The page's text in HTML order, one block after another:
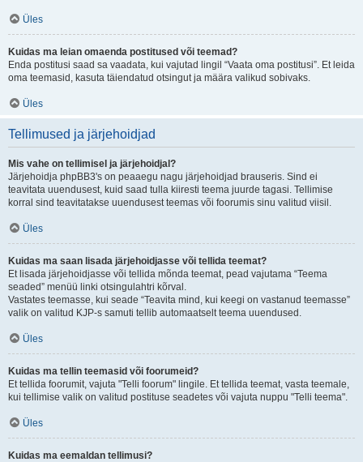
Üles
Kuidas ma leian omaenda postitused või teemad?
Enda postitusi saad sa vaadata, kui vajutad lingil “Vaata oma postitusi”. Et leida
oma teemasid, kasuta täiendatud otsingut ja määra valikud sobivaks.
Üles
Tellimused ja järjehoidjad
Mis vahe on tellimisel ja järjehoidjal?
Järjehoidja phpBB3's on peaaegu nagu järjehoidjad brauseris. Sind ei
teavitata uuendusest, kuid saad tulla kiiresti teema juurde tagasi. Tellimise
korral sind teavitatakse uuendusest teemas või foorumis sinu valitud viisil.
Üles
Kuidas ma saan lisada järjehoidjasse või tellida teemat?
Et lisada järjehoidjasse või tellida mõnda teemat, pead vajutama “Teema
seaded” menüü linki otsingulahtri kõrval.
Vastates teemasse, kui seade “Teavita mind, kui keegi on vastanud teemasse”
valik on valitud KJP-s samuti tellib automaatselt teema uuendused.
Üles
Kuidas ma tellin teemasid või foorumeid?
Et tellida foorumit, vajuta "Telli foorum" lingile. Et tellida teemat, vasta teemale,
kui tellimise valik on valitud postituse seadetes või vajuta nuppu "Telli teema".
Üles
Kuidas ma eemaldan tellimusi?